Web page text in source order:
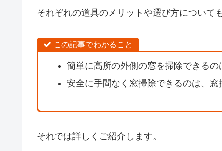
それぞれの道具のメリットや選び方について
この記事でわかること
簡単に高所の外側の窓を掃除できる
安全に手間なく窓掃除できるのは、窓
それでは詳しくご紹介します。